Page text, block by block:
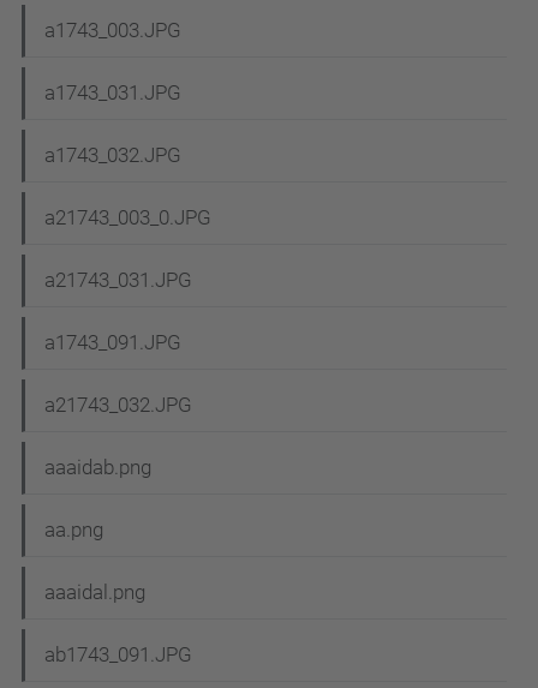
a1743_003.JPG
a1743_031.JPG
a1743_032.JPG
a21743_003_0.JPG
a21743_031.JPG
a1743_091.JPG
a21743_032.JPG
aaaidab.png
aa.png
aaaidal.png
ab1743_091.JPG